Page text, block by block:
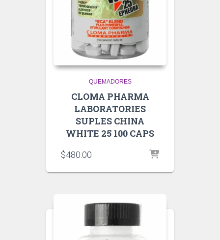
QUEMADORES
CLOMA PHARMA
LABORATORIES
SUPLES CHINA
WHITE 25 100 CAPS
$480.00